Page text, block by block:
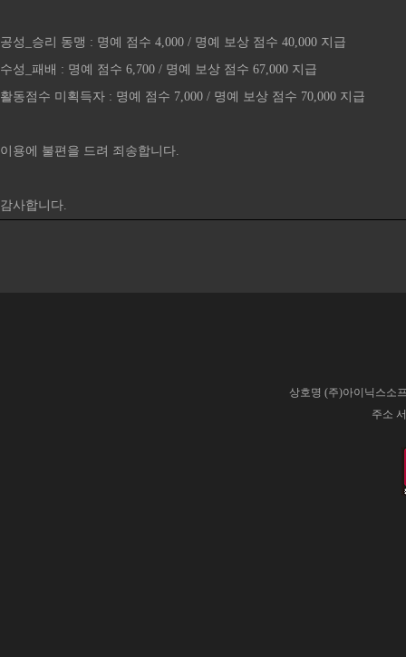
공성_승리 동맹 : 명예 점수 4,000 / 명예 보상 점수 40,000 지급
수성_패배 : 명예 점수 6,700 / 명예 보상 점수 67,000 지급
활동점수 미획득자 : 명예 점수 7,000 / 명예 보상 점수 70,000 지급
이용에 불편을 드려 죄송합니다.
감사합니다.
상호명 (주)아이닉스소
주소